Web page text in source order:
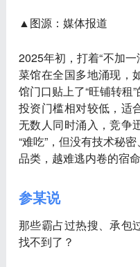
▲图源：媒体报道
2025年初，打着“不加一
菜馆在全国多地涌现，
馆门口贴上了“旺铺转租
投资门槛相对较低，适
无数人同时涌入，竞争
“难吃”，但没有技术秘
品类，越难逃内卷的宿命
参某说
那些霸占过热搜、承包
找不到了？